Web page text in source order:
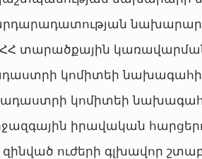
– ՀՀ տարածքային
կոմիտեի
կոմիտեի
իրավական
ուժերի գլխավոր